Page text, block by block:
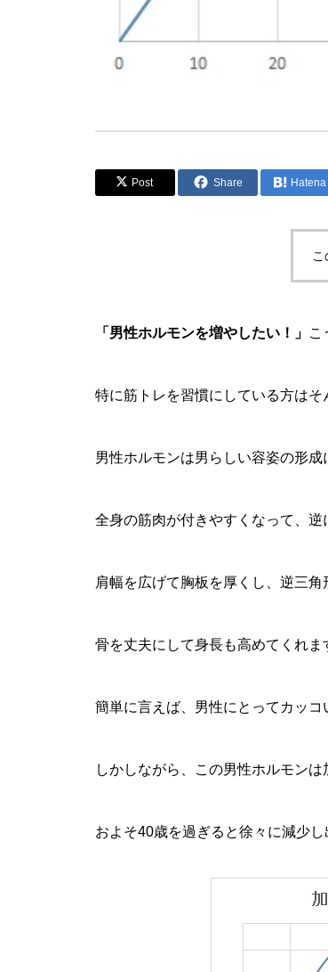
Post Share Hatena
「男性ホルモンを増やしたい！」 こ
特に筋トレを習慣にしている方はそ
男性ホルモンは男らしい容姿の形成
全身の筋肉が付きやすくなって、逆
肩幅を広げて胸板を厚くし、逆三角
骨を丈夫にして身長も高めてくれま
簡単に言えば、男性にとってカッコ
しかしながら、この男性ホルモン
およそ40歳を過ぎると徐々に減少